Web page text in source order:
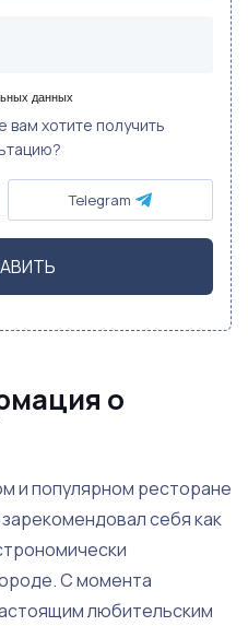
данных
хотите получить
Telegram
о
и популярном ресторане
себя как
С момента
любительским